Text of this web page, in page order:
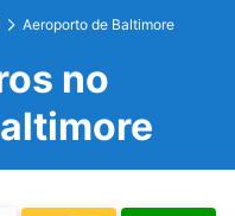
Aeroporto de Baltimore
no